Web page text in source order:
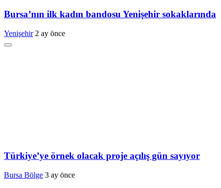
Bursa’nın ilk kadın bandosu Yenişehir sokaklarında
Yenişehir 2 ay önce
Türkiye’ye örnek olacak proje açılış gün sayıyor
Bursa Bölge 3 ay önce